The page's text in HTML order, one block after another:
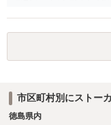
方が良いかと存じます
で、建物明渡請求訴訟
行する必要があり、そ
弁護士のかたの言うと
訟を提起することによ
き、和解で解決できる
ず解決までに1年掛かる
市区町村別にストー
徳島県内